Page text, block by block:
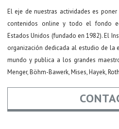
El eje de nuestras actividades es
contenidos online y todo el fondo
Estados Unidos (fundado en 1982). El
organización dedicada al estudio de
mundo y publica a los grandes
Menger, Böhm-Bawerk, Mises, Hayek,